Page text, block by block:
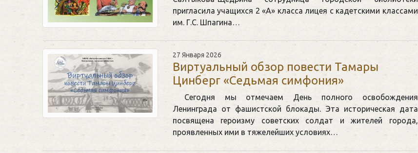
пригласила учащихся 2 «А» класса лицея с кадетскими классами
им. Г.С. Шпагина…
27 Января 2026
Виртуальный обзор повести Тамары
Цинберг «Седьмая симфония»
Сегодня мы отмечаем День полного освобождения
Ленинграда от фашистской блокады. Эта историческая дата
посвящена героизму советских солдат и жителей города,
проявленных ими в тяжелейших условиях…